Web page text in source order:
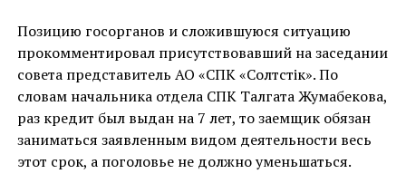
Позицию госорганов и сложившуюся ситуацию
прокомментировал присутствовавший на заседании
совета представитель АО «СПК «Солтүстік». По
словам начальника отдела СПК Талгата Жумабекова,
раз кредит был выдан на 7 лет, то заемщик обязан
заниматься заявленным видом деятельности весь
этот срок, а поголовье не должно уменьшаться.